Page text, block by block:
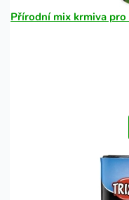
Přírodní mix krmiva